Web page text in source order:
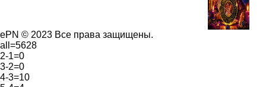
ePN © 2023 Все права защищены.
all=5628
2-1=0
3-2=0
4-3=10